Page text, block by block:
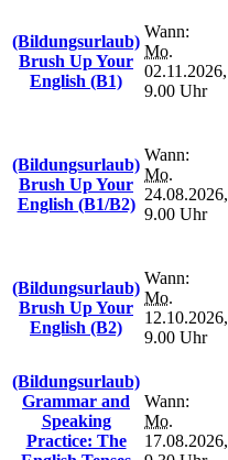
(Bildungsurlaub)
Brush Up Your
English (B1)
Wann:
Mo.
02.11.2026,
9.00 Uhr
(Bildungsurlaub)
Brush Up Your
English (B1/B2)
Wann:
Mo.
24.08.2026,
9.00 Uhr
(Bildungsurlaub)
Brush Up Your
English (B2)
Wann:
Mo.
12.10.2026,
9.00 Uhr
(Bildungsurlaub)
Grammar and
Speaking
Practice: The
Wann:
Mo.
17.08.2026,